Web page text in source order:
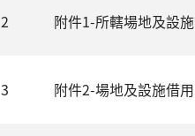
2 附件1-所轄場地及設
3 附件2-場地及設施借